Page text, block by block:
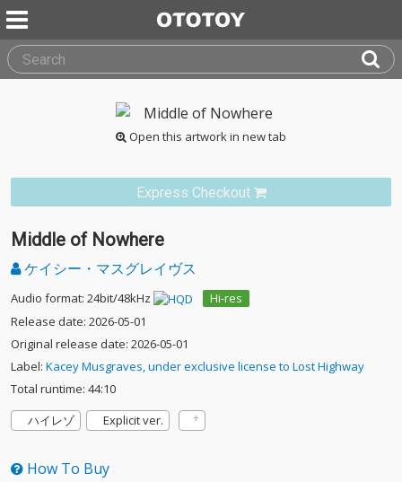
Open this artwork in new tab
Express Checkout
Middle of Nowhere
ケイシー・マスグレイヴス
Audio format: 24bit/48kHz
Hi-res
Release date: 2026-05-01
Original release date: 2026-05-01
Label: Kacey Musgraves, under exclusive license to Lost Highway
Total runtime: 44:10
ハイレゾ
Explicit ver.
How To Buy